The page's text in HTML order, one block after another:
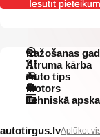
Ražošanas
Ātruma kārba
Auto tips
Motors
Tehniskā
autotirgus.lvAplūkot